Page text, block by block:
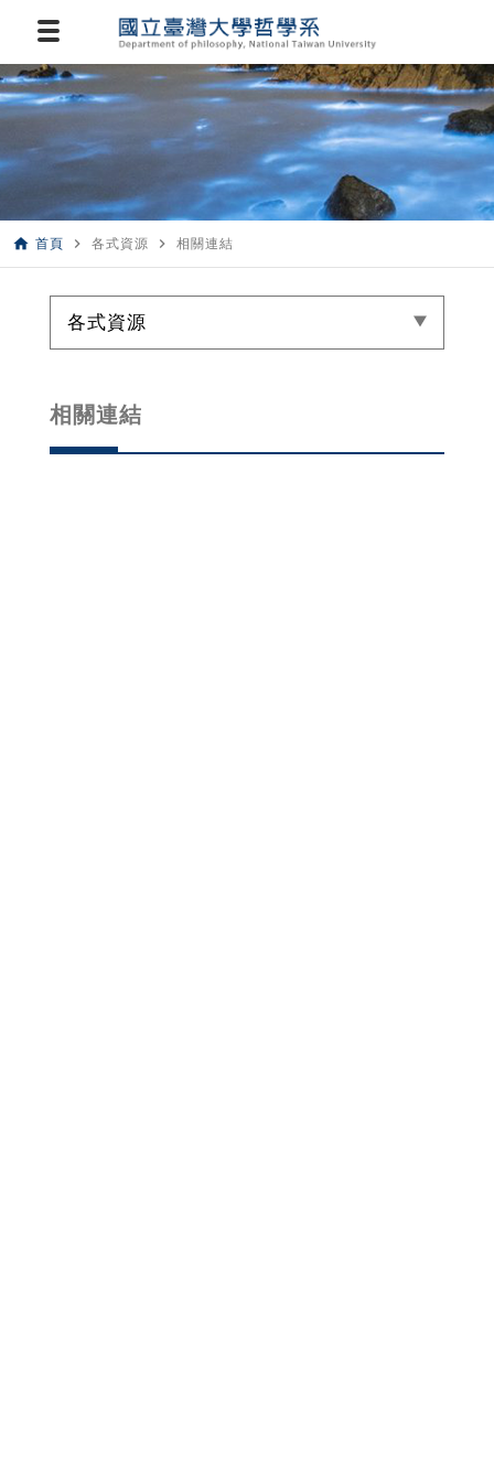
home 首頁 navigate_next 各式資源 navigate_next 相關連結
各式資源
相關連結